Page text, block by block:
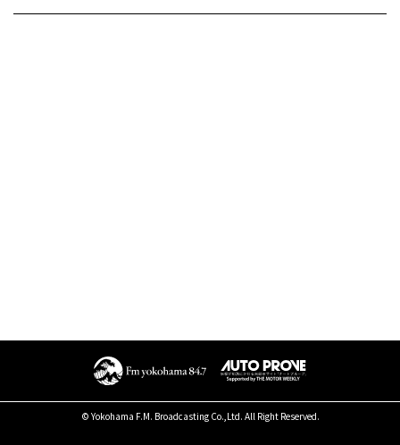
© Yokohama F.M. Broadcasting Co.,Ltd. All Right Reserved.